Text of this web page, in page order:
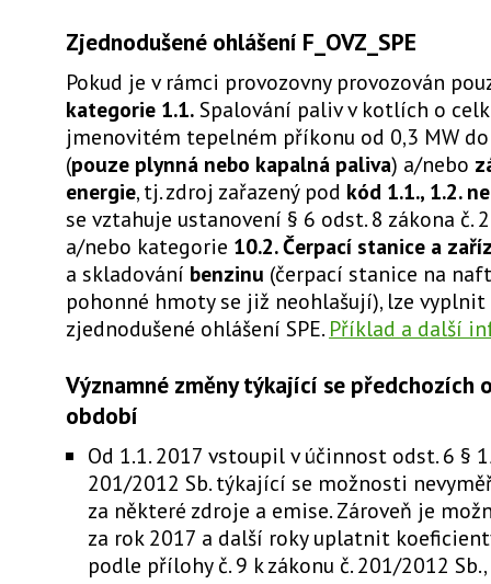
Zjednodušené ohlášení F_OVZ_SPE
Pokud je v rámci provozovny provozován
kategorie 1.1. Spalování paliv v kotlích o
jmenovitém tepelném příkonu od 0,3 MW
(pouze plynná nebo kapalná paliva) a/nebo
energie, tj. zdroj zařazený pod kód 1.1., 1.2.
se vztahuje ustanovení § 6 odst. 8 zákona č.
a/nebo kategorie 10.2. Čerpací stanice a
a skladování benzinu (čerpací stanice na
pohonné hmoty se již neohlašují), lze vyplnit
zjednodušené ohlášení SPE. Příklad a další
Významné změny týkající se předchozích
období
Od 1.1. 2017 vstoupil v účinnost odst. 6 §
201/2012 Sb. týkající se možnosti
za některé zdroje a emise. Zároveň je
za rok 2017 a další roky uplatnit
podle přílohy č. 9 k zákonu č. 201/2012